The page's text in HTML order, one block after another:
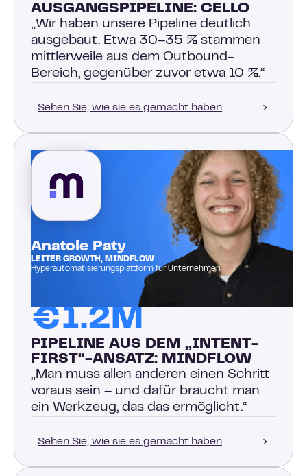
AUSGANGSPIPELINE: CELLO
„Wir haben unsere Pipeline deutlich
ausgebaut. Etwa 30–35 % stammen
mittlerweile aus dem Outbound-
Bereich, gegenüber zuvor etwa 10 %.“
Sehen Sie, wie sie es gemacht haben
Anatole Paty
LEITER GROWTH, MINDFLOW
Hyperautomatisierungsplattform für Unternehmen
€1.2M
PIPELINE AUS DEM „INTENT-
FIRST“-ANSATZ: MINDFLOW
„Man muss allen anderen einen Schritt
voraus sein – und dafür braucht man
ein Werkzeug, das das ermöglicht.“
Sehen Sie, wie sie es gemacht haben